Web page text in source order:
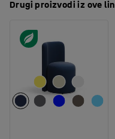
Drugi proizvodi iz ove